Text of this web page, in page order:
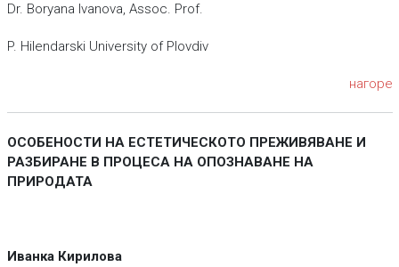
Dr. Boryana Ivanоva, Assoc. Prof.
P. Hilendarski University of Plovdiv
нагоре
ОСОБЕНОСТИ НА ЕСТЕТИЧЕСКОТО ПРЕЖИВЯВАНЕ И
РАЗБИРАНЕ В ПРОЦЕСА НА ОПОЗНАВАНЕ НА
ПРИРОДАТА
Иванка Кирилова